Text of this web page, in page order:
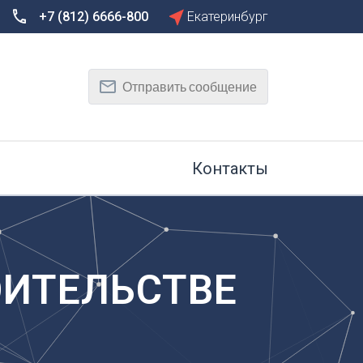
Дону
Тамбов
Тюмень
Улан-Удэ
Ульяновск
Уфа
+7 (812) 6666-800 Екатеринбург
Отправить сообщение
Контакты